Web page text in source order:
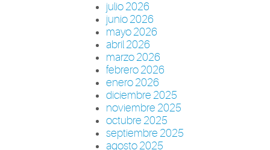
julio 2026
junio 2026
mayo 2026
abril 2026
marzo 2026
febrero 2026
enero 2026
diciembre 2025
noviembre 2025
octubre 2025
septiembre 2025
agosto 2025